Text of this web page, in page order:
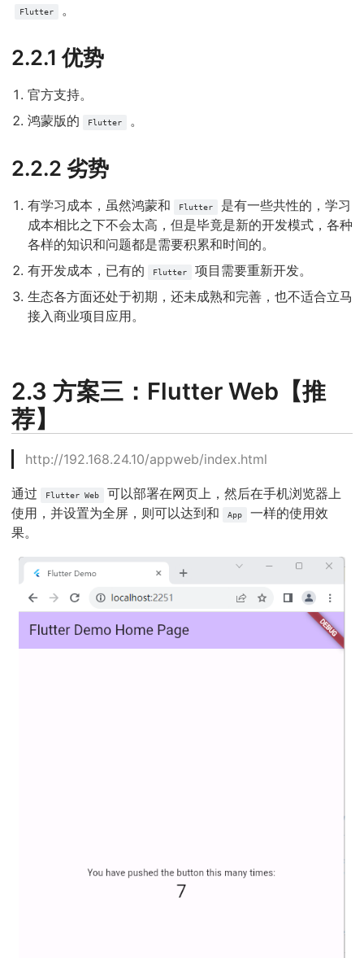
Flutter 。
2.2.1 优势
官方支持。
鸿蒙版的
Flutter 。
2.2.2 劣势
有学习成本，虽然鸿蒙和 Flutter
是有一些共性的，学习
成本相比之下不会太高，但是毕竟是新的开发模式，各种
各样的知识和问题都是需要积累和时间的。
有开发成本，已有的
Flutter
项目需要重新开发。
生态各方面还处于初期，还未成熟和完善，也不适合立马
接入商业项目应用。
2.3 方案三：Flutter Web【推
荐】
http://192.168.24.10/appweb/index.html
通过 Flutter Web
可以部署在网页上，然后在手机浏览器上
使用，并设置为全屏，则可以达到和
App
一样的使用效
果。